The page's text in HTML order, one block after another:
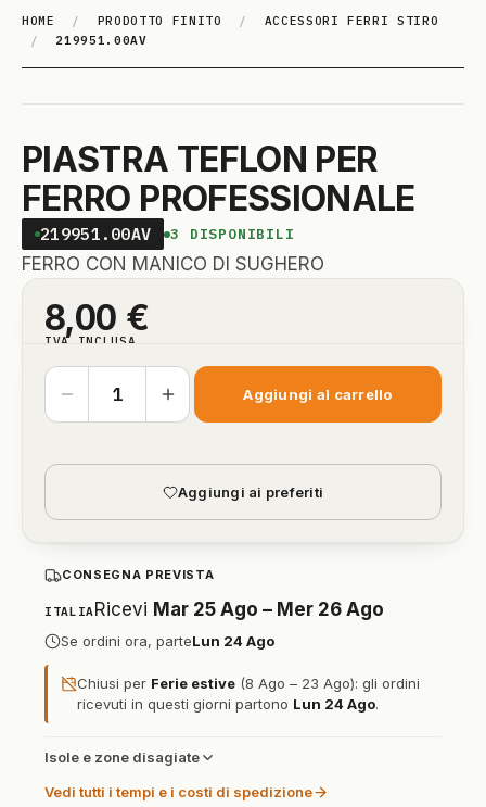
HOME / PRODOTTO FINITO /
ACCESSORI FERRI STIRO
/
219951.00AV
PIASTRA TEFLON PER
FERRO PROFESSIONALE
219951.00AV 3 DISPONIBILI
FERRO CON MANICO DI SUGHERO
8,00 €
IVA INCLUSA
Aggiungi al carrello
Aggiungi ai preferiti
CONSEGNA PREVISTA
ITALIA Ricevi Mar 25 Ago – Mer 26 Ago
Se ordini ora, parteLun 24 Ago
Chiusi per Ferie estive (8 Ago – 23 Ago): gli ordini
ricevuti in questi giorni partono Lun 24 Ago.
Isole e zone disagiate
Vedi tutti i tempi e i costi di spedizione